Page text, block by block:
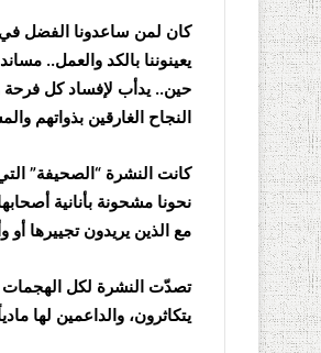
كان لمن ساعدونا الفضل في
يعينوننا بالكد والعمل..
حين.. يدأب لإفساد كل فرحة
النجاح الغارقين بذواتهم
كانت النشرة “الصحيفة”
نحونا مشحونة بأنانية
مع الذين يريدون تجييرها أو
تصدّت النشرة لكل الهجمات
يتكاثرون، والداعمين لها